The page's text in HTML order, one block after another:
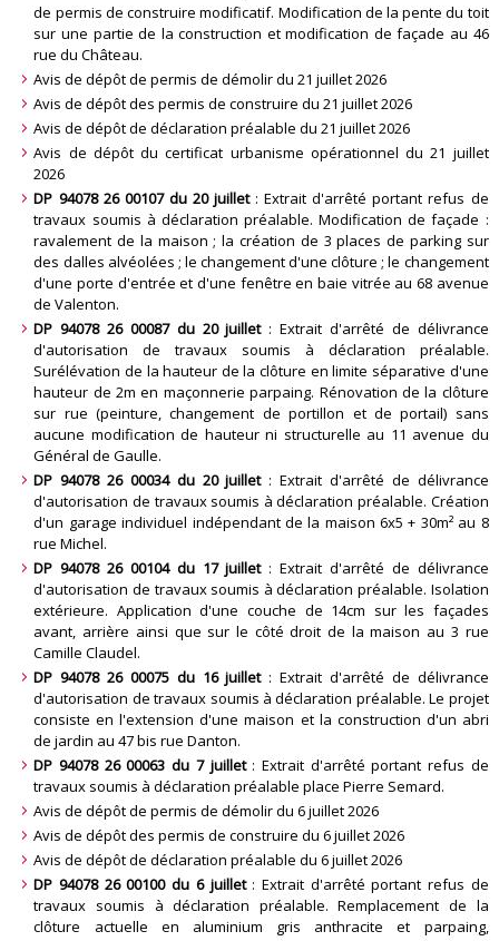
de permis de construire modificatif. Modification de la pente du toit
sur une partie de la construction et modification de façade au 46
rue du Château.
Avis de dépôt de permis de démolir du 21 juillet 2026
Avis de dépôt des permis de construire du 21 juillet 2026
Avis de dépôt de déclaration préalable du 21 juillet 2026
Avis de dépôt du certificat urbanisme opérationnel du 21 juillet
2026
DP 94078 26 00107 du 20 juillet : Extrait d'arrêté portant refus de
travaux soumis à déclaration préalable. Modification de façade :
ravalement de la maison ; la création de 3 places de parking sur
des dalles alvéolées ; le changement d'une clôture ; le changement
d'une porte d'entrée et d'une fenêtre en baie vitrée au 68 avenue
de Valenton.
DP 94078 26 00087 du 20 juillet : Extrait d'arrêté de délivrance
d'autorisation de travaux soumis à déclaration préalable.
Surélévation de la hauteur de la clôture en limite séparative d'une
hauteur de 2m en maçonnerie parpaing. Rénovation de la clôture
sur rue (peinture, changement de portillon et de portail) sans
aucune modification de hauteur ni structurelle au 11 avenue du
Général de Gaulle.
DP 94078 26 00034 du 20 juillet : Extrait d'arrêté de délivrance
d'autorisation de travaux soumis à déclaration préalable. Création
d'un garage individuel indépendant de la maison 6x5 + 30m² au 8
rue Michel.
DP 94078 26 00104 du 17 juillet : Extrait d'arrêté de délivrance
d'autorisation de travaux soumis à déclaration préalable. Isolation
extérieure. Application d'une couche de 14cm sur les façades
avant, arrière ainsi que sur le côté droit de la maison au 3 rue
Camille Claudel.
DP 94078 26 00075 du 16 juillet : Extrait d'arrêté de délivrance
d'autorisation de travaux soumis à déclaration préalable. Le projet
consiste en l'extension d'une maison et la construction d'un abri
de jardin au 47 bis rue Danton.
DP 94078 26 00063 du 7 juillet : Extrait d'arrêté portant refus de
travaux soumis à déclaration préalable place Pierre Semard.
Avis de dépôt de permis de démolir du 6 juillet 2026
Avis de dépôt des permis de construire du 6 juillet 2026
Avis de dépôt de déclaration préalable du 6 juillet 2026
DP 94078 26 00100 du 6 juillet : Extrait d'arrêté portant refus de
travaux soumis à déclaration préalable. Remplacement de la
clôture actuelle en aluminium gris anthracite et parpaing,